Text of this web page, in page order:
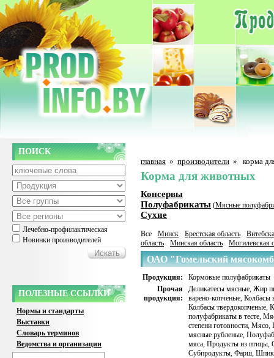
ПОИСК
Лечебно-профилактическая
Новинки производителей
ПОЛЕЗНЫЕ ССЫЛКИ
Нормы и стандарты
Выставки
Словарь терминов
Ведомства и организации
главная » производители » корма
Корма для животных
Консервы
Полуфабрикаты (Мясные
Сухие
Все Минск Брестская область
область
Минская область Могилевская
ОАО "Гомельский
Продукция:
Кормовые полуфабрикаты
Прочая
продукция:
Деликатесы мясные, Жир
варено-копченые, Колбасы
Колбасы твердокопченые,
полуфабрикаты в тесте,
степени готовности, Мясо,
мясные рубленые,
мяса, Продукты из птицы,
Субпродукты, Фарш,